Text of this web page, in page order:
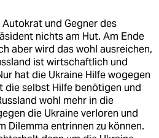
und Gegner des
nichts am Hut. Am Ende
aber wird das wohl ausreichen,
ist wirtschaftlich und
hat die Ukraine Hilfe wogegen
die selbst Hilfe benötigen und
wohl mehr in die
die Ukraine verloren und
Dilemma entrinnen zu können.